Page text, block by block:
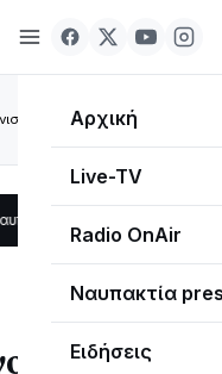
Αρχική
Live-TV
Radio OnAir
Ναυπακτία
Ειδήσεις
Σιδηροδρόμων
12:08